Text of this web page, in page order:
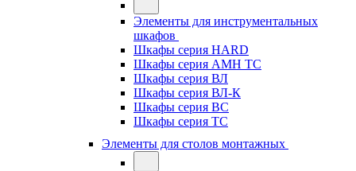
Элементы для инструментальных
шкафов
Шкафы серия HARD
Шкафы серия АМН ТС
Шкафы серия ВЛ
Шкафы серия ВЛ-К
Шкафы серия ВС
Шкафы серия ТС
Элементы для столов монтажных